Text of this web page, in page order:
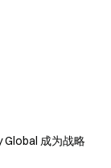
Global 成为战略